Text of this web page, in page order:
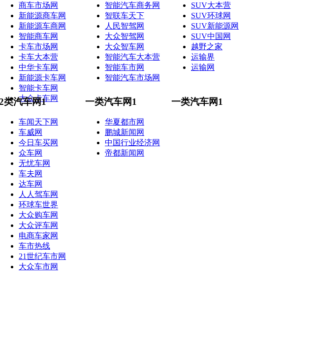
商车市场网
新能源商车网
新能源车商网
智能商车网
卡车市场网
卡车大本营
中华卡车网
新能源卡车网
智能卡车网
大众卡车网
智能汽车商务网
智联车天下
人民智驾网
大众智驾网
大众智车网
智能汽车大本营
智能车市网
智能汽车市场网
SUV大本营
SUV环球网
SUV新能源网
SUV中国网
越野之家
运输界
运输网
类汽车网1
车闻天下网
车威网
今日车买网
众车网
无忧车网
车夫网
达车网
人人驾车网
环球车世界
大众购车网
大众评车网
电商车家网
车市热线
21世纪车市网
大众车市网
一类汽车网1
华夏都市网
鹏城新闻网
中国行业经济网
帝都新闻网
一类汽车网1